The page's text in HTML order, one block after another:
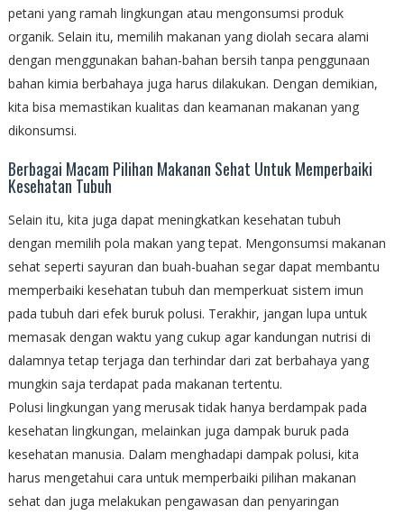
petani yang ramah lingkungan atau mengonsumsi produk
organik. Selain itu, memilih makanan yang diolah secara alami
dengan menggunakan bahan-bahan bersih tanpa penggunaan
bahan kimia berbahaya juga harus dilakukan. Dengan demikian,
kita bisa memastikan kualitas dan keamanan makanan yang
dikonsumsi.
Berbagai Macam Pilihan Makanan Sehat Untuk Memperbaiki
Kesehatan Tubuh
Selain itu, kita juga dapat meningkatkan kesehatan tubuh
dengan memilih pola makan yang tepat. Mengonsumsi makanan
sehat seperti sayuran dan buah-buahan segar dapat membantu
memperbaiki kesehatan tubuh dan memperkuat sistem imun
pada tubuh dari efek buruk polusi. Terakhir, jangan lupa untuk
memasak dengan waktu yang cukup agar kandungan nutrisi di
dalamnya tetap terjaga dan terhindar dari zat berbahaya yang
mungkin saja terdapat pada makanan tertentu.
Polusi lingkungan yang merusak tidak hanya berdampak pada
kesehatan lingkungan, melainkan juga dampak buruk pada
kesehatan manusia. Dalam menghadapi dampak polusi, kita
harus mengetahui cara untuk memperbaiki pilihan makanan
sehat dan juga melakukan pengawasan dan penyaringan